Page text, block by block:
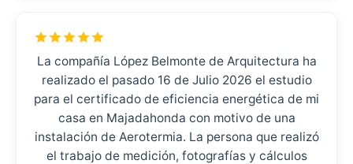
La compañía López Belmonte de Arquitectura ha
realizado el pasado 16 de Julio 2026 el estudio
para el certificado de eficiencia energética de mi
casa en Majadahonda con motivo de una
instalación de Aerotermia. La persona que realizó
el trabajo de medición, fotografías y cálculos